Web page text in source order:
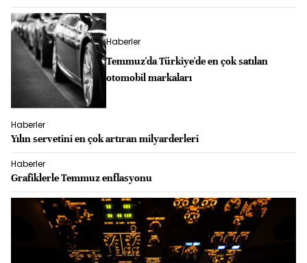
Haberler
Temmuz'da Türkiye'de en çok satılan
otomobil markaları
Haberler
Yılın servetini en çok artıran milyarderleri
Haberler
Grafiklerle Temmuz enflasyonu